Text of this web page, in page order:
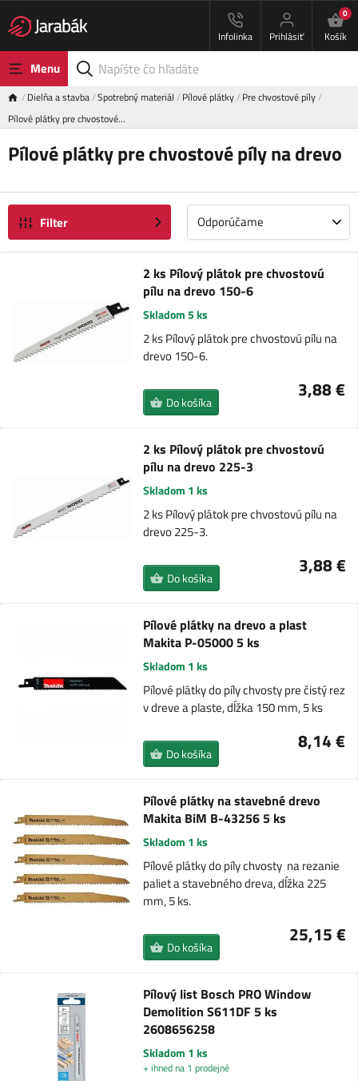
Infolinka Prihlásiť
0
Košík
Menu
Dielňa a stavba Spotrebný materiál Pílové plátky Pre chvostové píly
Pílové plátky pre chvostové…
Pílové plátky pre chvostové píly na drevo
Filter Odporúčame
2 ks Pílový plátok pre chvostovú
pílu na drevo 150-6
Skladom 5 ks
2 ks Pílový plátok pre chvostovú pílu na
drevo 150-6.
3,88 €
Do košíka
2 ks Pílový plátok pre chvostovú
pílu na drevo 225-3
Skladom 1 ks
2 ks Pílový plátok pre chvostovú pílu na
drevo 225-3.
3,88 €
Do košíka
Pílové plátky na drevo a plast
Makita P-05000 5 ks
Skladom 1 ks
Pílové plátky do píly chvosty pre čistý rez
v dreve a plaste, dĺžka 150 mm, 5 ks
8,14 €
Do košíka
Pílové plátky na stavebné drevo
Makita BiM B-43256 5 ks
Skladom 1 ks
Pílové plátky do píly chvosty na rezanie
paliet a stavebného dreva, dĺžka 225
mm, 5 ks.
25,15 €
Do košíka
Pílový list Bosch PRO Window
Demolition S611DF 5 ks
2608656258
Skladom 1 ks
+ ihned na 1 prodejně